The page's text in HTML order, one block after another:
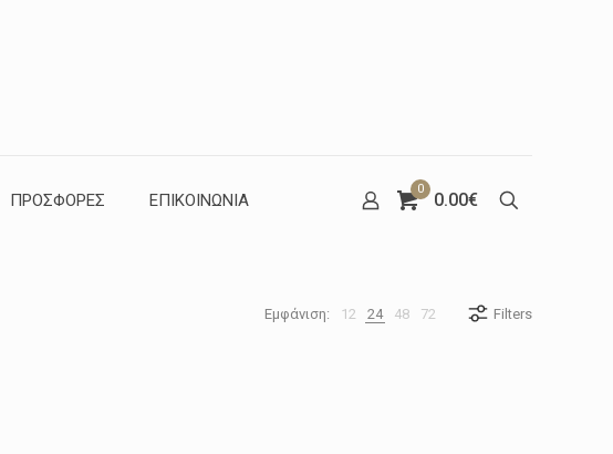
ΠΡΟΣΦΟΡΕΣ ΕΠΙΚΟΙΝΩΝΙΑ
0
0.00€
Εμφάνιση: 12 24 48 72 Filters